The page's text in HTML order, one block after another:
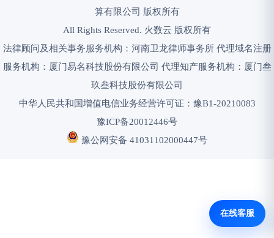
在线客服
算有限公司 版权所有
All Rights Reserved. 火数云 版权所有
法律顾问及相关事务服务机构：河南卫龙律师事务所 代理域名注册
服务机构：厦门易名科技股份有限公司 代理知产服务机构：厦门叁
玖叁科技股份有限公司
中华人民共和国增值电信业务经营许可证：豫B1-20210083
豫ICP备20012446号
豫公网安备 41031102000447号